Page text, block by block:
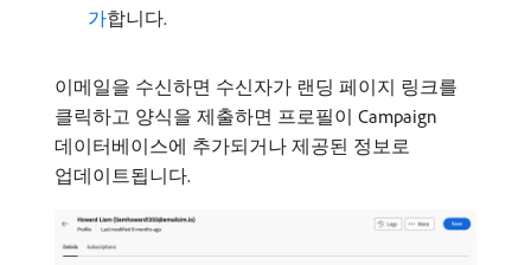
가합니다.
이메일을 수신하면 수신자가 랜딩 페이지 링크를
클릭하고 양식을 제출하면 프로필이 Campaign
데이터베이스에 추가되거나 제공된 정보로
업데이트됩니다.